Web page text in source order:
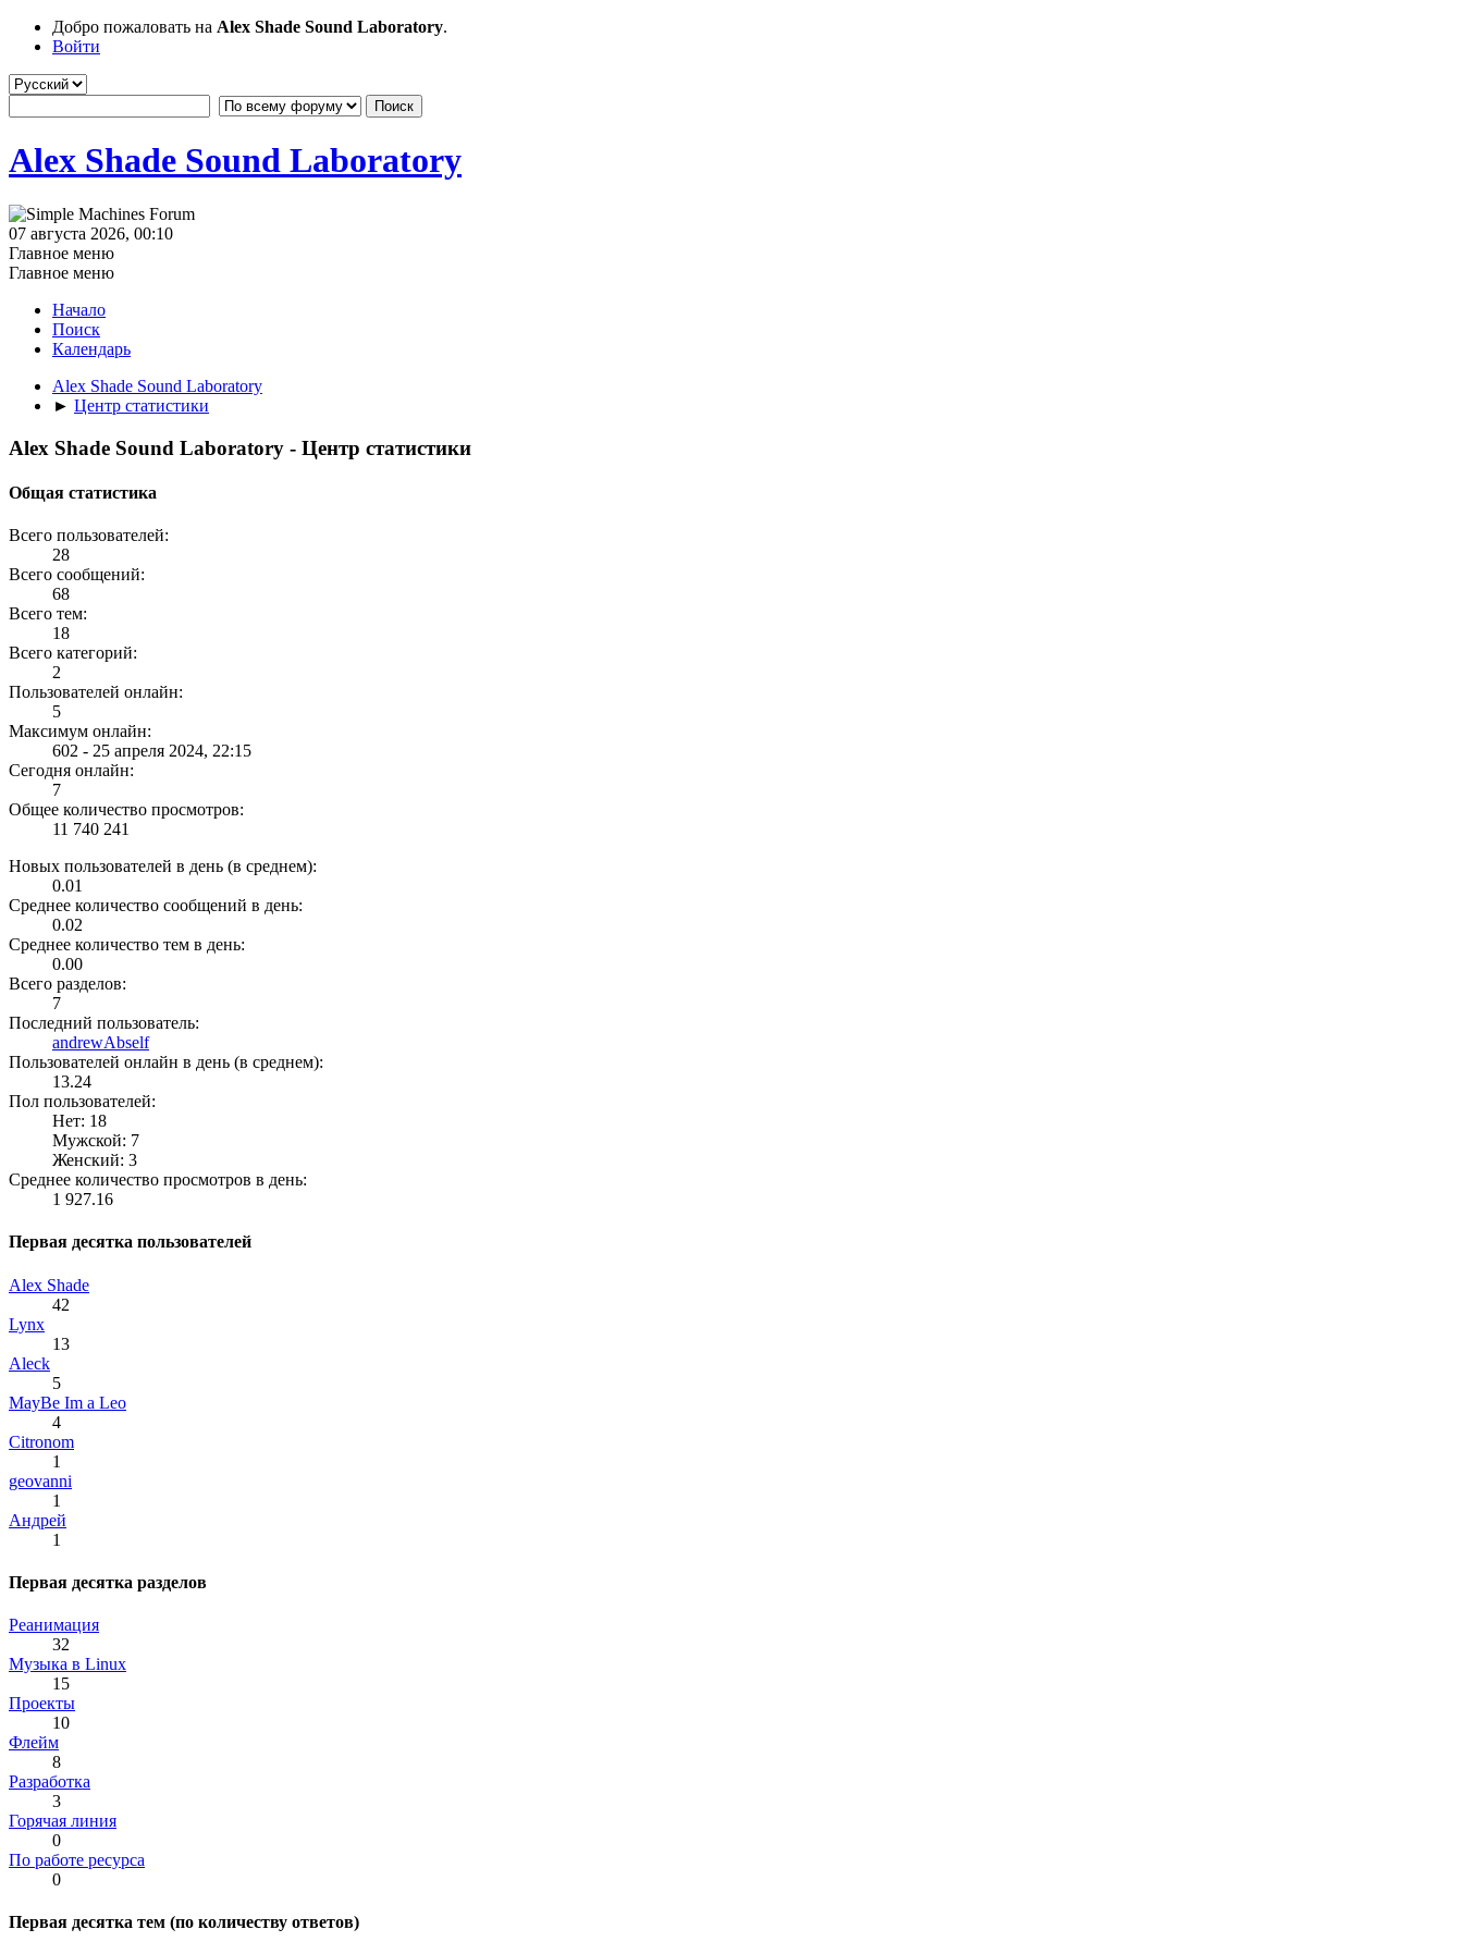
Добро пожаловать на Alex Shade Sound Laboratory.
Войти
Alex Shade Sound Laboratory
07 августа 2026, 00:10
Главное меню
Главное меню
Начало
Поиск
Календарь
Alex Shade Sound Laboratory
► Центр статистики
Alex Shade Sound Laboratory - Центр статистики
Общая статистика
Всего пользователей:
28
Всего сообщений:
68
Всего тем:
18
Всего категорий:
2
Пользователей онлайн:
5
Максимум онлайн:
602 - 25 апреля 2024, 22:15
Сегодня онлайн:
7
Общее количество просмотров:
11 740 241
Новых пользователей в день (в среднем):
0.01
Среднее количество сообщений в день:
0.02
Среднее количество тем в день:
0.00
Всего разделов:
7
Последний пользователь:
andrewAbself
Пользователей онлайн в день (в среднем):
13.24
Пол пользователей:
Нет: 18
Мужской: 7
Женский: 3
Среднее количество просмотров в день:
1 927.16
Первая десятка пользователей
Alex Shade
42
Lynx
13
Aleck
5
MayBe Im a Leo
4
Citronom
1
geovanni
1
Андрей
1
Первая десятка разделов
Реанимация
32
Музыка в Linux
15
Проекты
10
Флейм
8
Разработка
3
Горячая линия
0
По работе ресурса
0
Первая десятка тем (по количеству ответов)